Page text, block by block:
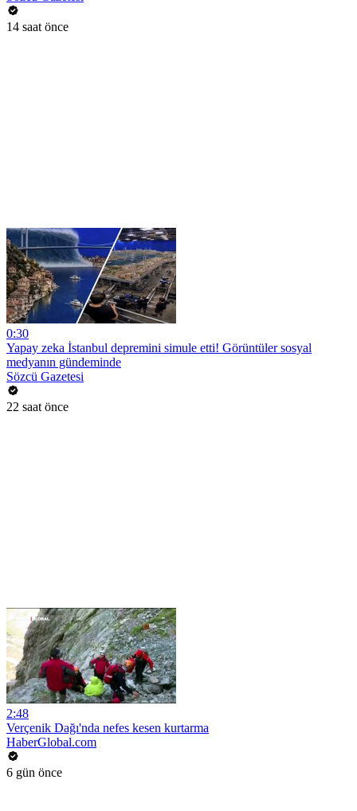
14 saat önce
0:30
Yapay zeka İstanbul depremini simule etti! Görüntüler sosyal
medyanın gündeminde
Sözcü Gazetesi
22 saat önce
2:48
Verçenik Dağı'nda nefes kesen kurtarma
HaberGlobal.com
6 gün önce